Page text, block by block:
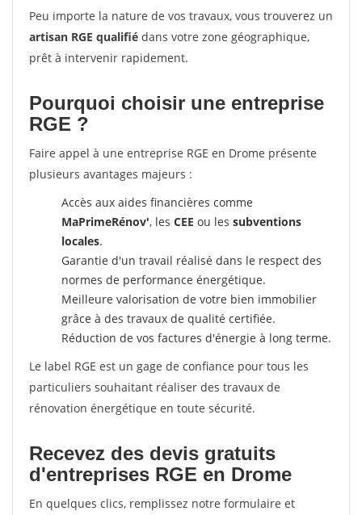
Peu importe la nature de vos travaux, vous trouverez un
artisan RGE qualifié dans votre zone géographique,
prêt à intervenir rapidement.
Pourquoi choisir une entreprise
RGE ?
Faire appel à une entreprise RGE en Drome présente
plusieurs avantages majeurs :
Accès aux aides financières comme
MaPrimeRénov', les CEE ou les subventions
locales.
Garantie d'un travail réalisé dans le respect des
normes de performance énergétique.
Meilleure valorisation de votre bien immobilier
grâce à des travaux de qualité certifiée.
Réduction de vos factures d'énergie à long terme.
Le label RGE est un gage de confiance pour tous les
particuliers souhaitant réaliser des travaux de
rénovation énergétique en toute sécurité.
Recevez des devis gratuits
d'entreprises RGE en Drome
En quelques clics, remplissez notre formulaire et